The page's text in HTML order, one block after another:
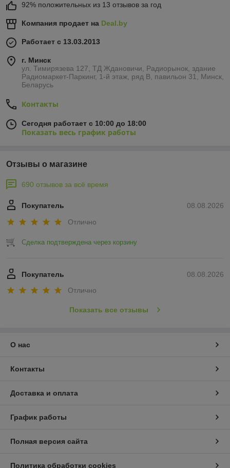
92% положительных из 13 отзывов за год
Компания продает на Deal.by
Работает с 13.03.2013
г. Минск
ул. Тимирязева 127, ТД Ждановичи, Радиорынок, здание
Радиомаркет-Паркинг, 1-й этаж, ряд В, павильон 31, Минск,
Беларусь
Контакты
Сегодня работает с 10:00 до 18:00
Показать весь график работы
Отзывы о магазине
690 отзывов за всё время
08.08.2026
Покупатель
Отлично
Сделка подтверждена через корзину
08.08.2026
Покупатель
Отлично
Показать все отзывы
О нас
Контакты
Доставка и оплата
График работы
Полная версия сайта
Политика обработки cookies